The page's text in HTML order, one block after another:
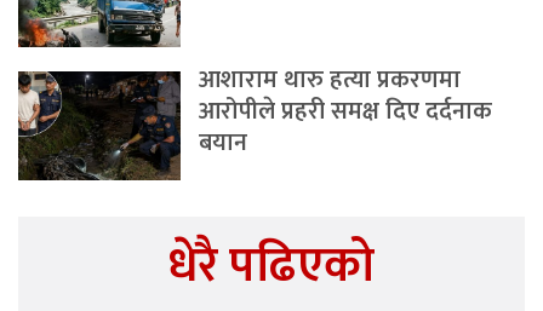
आशाराम थारु हत्या प्रकरणमा
आरोपीले प्रहरी समक्ष दिए दर्दनाक
बयान
धेरै पढिएको